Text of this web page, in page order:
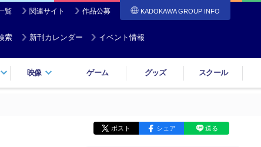
覧 関連サイト 作品公募 KADOKAWA GROUP INFO
索 新刊カレンダー イベント情報
映像 ゲーム グッズ スクール
ポスト シェア 送る